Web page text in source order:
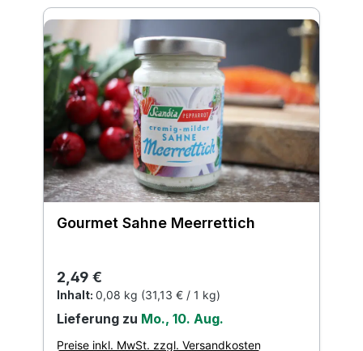
Gourmet Sahne Meerrettich
Regulärer Preis:
2,49 €
Inhalt: 0,08 kg (31,13 € / 1 kg)
Lieferung zu Mo., 10. Aug.
Preise inkl. MwSt. zzgl. Versandkosten